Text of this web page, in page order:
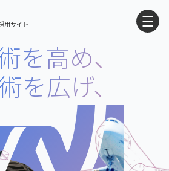
用サイト
を高め、
を広げ、